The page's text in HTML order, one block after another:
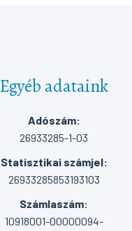
Egyéb adataink
Adószám:
26933285-1-03
Statisztikai számjel:
26933285853193103
Számlaszám:
10918001-00000094-